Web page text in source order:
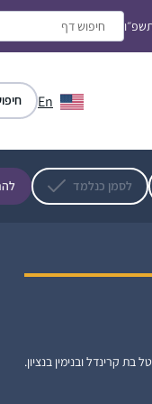
En
לסמן כנלמד
בת קרינדל ובנימין בנציון.
ועד לערכים גדולים
גמרא כעשור
היומי התחלתי כשחברה
הדרן, משתדלת באופן
מדביקה פערים עד
מוגברת תוך כדי
וכך רוכשת היכרות עם
על ידי חז”ל. בע”ה בסבב
יעל ביר